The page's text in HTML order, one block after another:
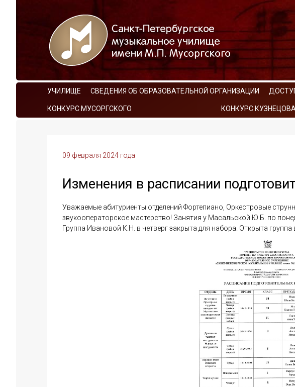
УЧИЛИЩЕ СВЕДЕНИЯ ОБ ОБРАЗОВАТЕЛЬНОЙ ОРГАНИЗАЦИИ
КОНКУРС МУСОРГСКОГО КОНКУРС КУЗНЕЦОВА
09 февраля 2024 года
Изменения в расписании
Уважаемые абитуриенты отделений Фортепиано, Оркестровые
звукооператорское мастерство! Занятия у Масальской Ю.Б. по
Группа Ивановой К.Н. в четверг закрыта для набора. Открыта